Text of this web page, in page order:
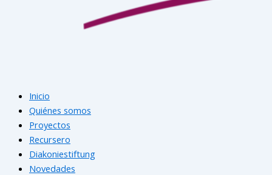
Inicio
Quiénes somos
Proyectos
Recursero
Diakoniestiftung
Novedades